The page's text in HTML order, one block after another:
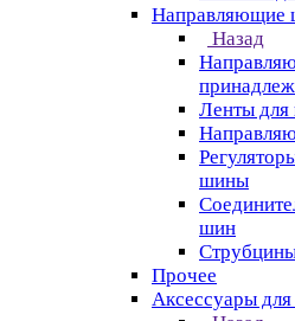
Направляющие
Назад
Ленты
шины
шин
Прочее
Аксессуары